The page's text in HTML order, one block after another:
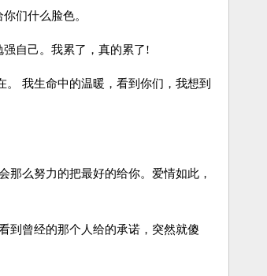
们什么脸色。
自己。我累了，真的累了!
我生命中的温暖，看到你们，我想到
么努力的把最好的给你。爱情如此，
曾经的那个人给的承诺，突然就傻